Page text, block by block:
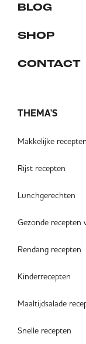
BLOG
SHOP
CONTACT
THEMA'S
Makkelijke recepten
Rijst recepten
Lunchgerechten
Gezonde recepten
Rendang recepten
Kinderrecepten
Maaltijdsalade
Snelle recepten